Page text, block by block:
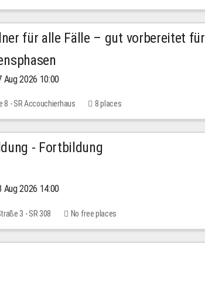
für alle Fälle – gut vorbereitet für
Aug 2026 10:00
8 - SR Accouchierhaus 8 places
- Fortbildung
Aug 2026 14:00
3 - SR 308 No free places